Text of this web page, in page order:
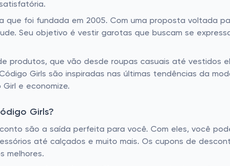
que foi fundada em 2005. Com uma proposta voltada
Seu objetivo é vestir garotas que buscam se
produtos, que vão desde roupas casuais até vestidos
Girls são inspiradas nas últimas tendências da
e economize.
Girls?
são a saída perfeita para você. Com eles, você
até calçados e muito mais. Os cupons de
melhores.